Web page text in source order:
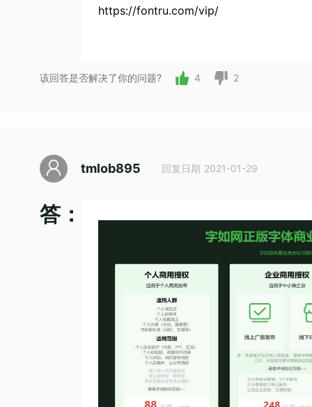
https://fontru.com/vip/
该回答是否解决了你的问题? 4 2
tmlob895 回复日期 2021-01-29
答：